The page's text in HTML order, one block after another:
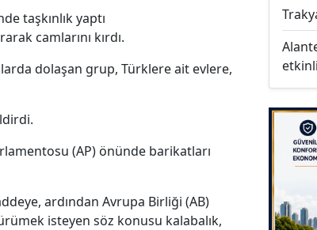
taşkınlık yaptı
camlarını kırdı.
dolaşan grup, Türklere ait evlere,
(AP) önünde barikatları
ardından Avrupa Birliği (AB)
isteyen söz konusu kalabalık,